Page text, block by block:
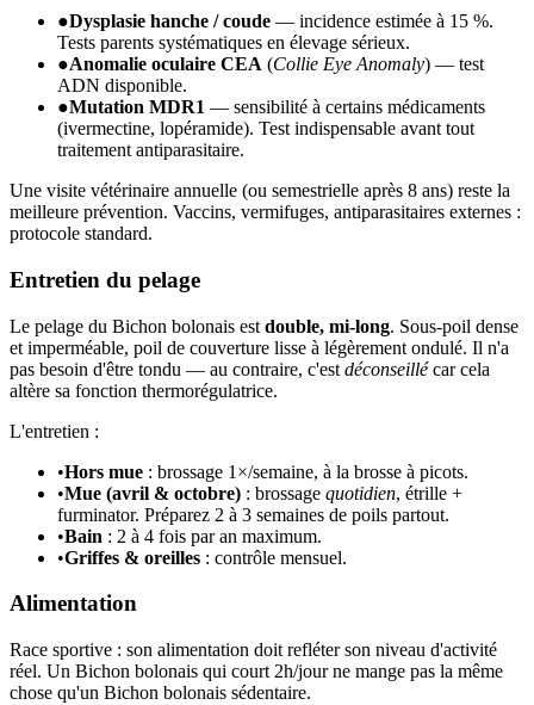
●Dysplasie hanche / coude — incidence estimée à 15 %.
Tests parents systématiques en élevage sérieux.
●Anomalie oculaire CEA (Collie Eye Anomaly) — test
ADN disponible.
●Mutation MDR1 — sensibilité à certains médicaments
(ivermectine, lopéramide). Test indispensable avant tout
traitement antiparasitaire.
Une visite vétérinaire annuelle (ou semestrielle après 8 ans) reste la
meilleure prévention. Vaccins, vermifuges, antiparasitaires externes :
protocole standard.
Entretien du pelage
Le pelage du Bichon bolonais est double, mi-long. Sous-poil dense
et imperméable, poil de couverture lisse à légèrement ondulé. Il n'a
pas besoin d'être tondu — au contraire, c'est déconseillécar cela
altère sa fonction thermorégulatrice.
L'entretien :
•Hors mue : brossage 1×/semaine, à la brosse à picots.
•Mue (avril & octobre) : brossage quotidien, étrille +
furminator. Préparez 2 à 3 semaines de poils partout.
•Bain : 2 à 4 fois par an maximum.
•Griffes & oreilles : contrôle mensuel.
Alimentation
Race sportive : son alimentation doit refléter son niveau d'activité
réel. Un Bichon bolonais qui court 2h/jour ne mange pas la même
chose qu'un Bichon bolonais sédentaire.